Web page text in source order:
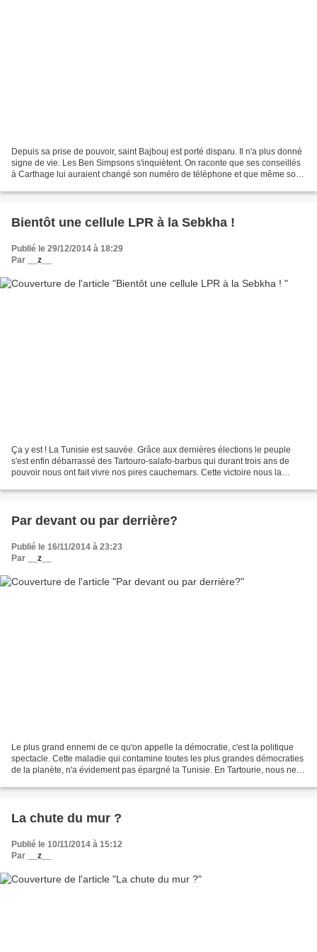
Depuis sa prise de pouvoir, saint Bajbouj est porté disparu. Il n'a plus donné
signe de vie. Les Ben Simpsons s'inquiètent. On raconte que ses conseillés
à Carthage lui auraient changé son numéro de téléphone et que même son
Bientôt une cellule LPR à la Sebkha !
Publié le 29/12/2014 à 18:29
Par
__z__
Ça y est ! La Tunisie est sauvée. Grâce aux dernières élections le peuple
s'est enfin débarrassé des Tartouro-salafo-barbus qui durant trois ans de
pouvoir nous ont fait vivre nos pires cauchemars. Cette victoire nous la
Par devant ou par derrière?
Publié le 16/11/2014 à 23:23
Par
__z__
Le plus grand ennemi de ce qu'on appelle la démocratie, c'est la politique
spectacle. Cette maladie qui contamine toutes les plus grandes démocraties
de la planète, n'a évidement pas épargné la Tunisie. En Tartourie, nous ne
La chute du mur ?
Publié le 10/11/2014 à 15:12
Par
__z__